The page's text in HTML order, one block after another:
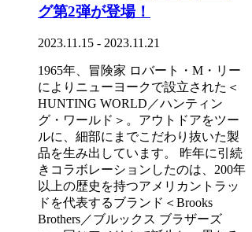
グ第2弾が登場！
2023.11.15 - 2023.11.21
1965年、冒険家 ロバート・M・リー
によりニューヨークで設立された＜
HUNTING WORLD／ハンティン
グ・ワールド＞。アウトドアをツー
ルに、細部にまでこだわり抜いた製
品を生み出しています。 昨年に引続
きコラボレーションしたのは、200年
以上の歴史を持つアメリカントラッ
ドを代表するブランド＜Brooks
Brothers／ブルックス ブラザーズ